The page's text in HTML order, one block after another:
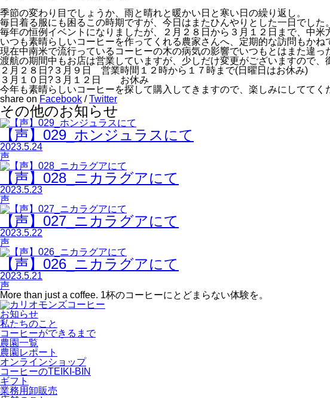
季節の変わり目でしょうか、雨と晴れと暖かい日と寒い日の繰り返し。
毎日着る服にも困るこの時期ですが、今日はまたひんやりとした一日でした。
毎年の恒例イベントになりましたが、２月２８日から３月１２日まで、中米
いつも素晴らしいコーヒーを作ってくれる農家さんへ、定期的な訪問もかね
現在中南米で流行っているコーヒーの木の病気の影響でいつもとはまた違
渡航の期間中もお店は営業していますが、少しだけ変更がございますので
２月２８日?３月９日 営業時間１２時から１７時まで(日曜日はお休み)
３月１０日?３月１２日 お休み
今年も素晴らしいコーヒーを探して購入してきますので、楽しみにしててく
share on Facebook /Twitter
その他のお知らせ
【声】029_ホンジュラスにて
2023.5.24
声
【声】028_ニカラグアにて
2023.5.23
声
【声】027_ニカラグアにて
2023.5.22
声
【声】026_ニカラグアにて
2023.5.21
声
More than just a coffee. 1杯のコーヒーにとどまらない体験を。
お知らせ
私たちのこと
コーヒーができるまで
農園一覧
農園レポート
オンラインショップ
コーヒーのTEIKI-BIN
ギフト
業務用卸販売